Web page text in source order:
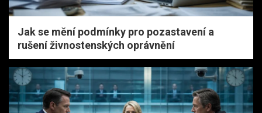
Jak se mění podmínky pro pozastavení a
rušení živnostenských oprávnění